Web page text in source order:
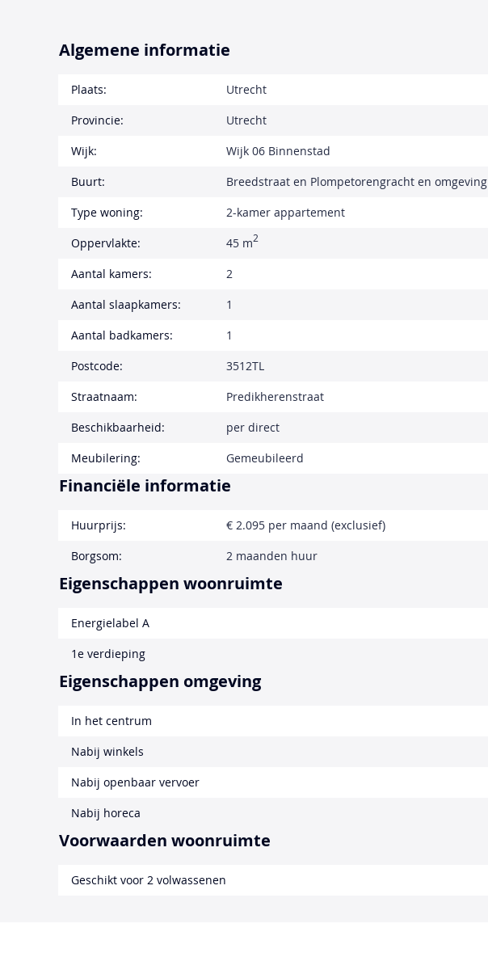
Algemene informatie
Plaats:
Utrecht
Provincie:
Utrecht
Wijk:
Wijk 06 Binnenstad
Buurt:
Breedstraat en Plompetorengracht en omgeving
Type woning:
2-kamer appartement
Oppervlakte:
45 m2
Aantal kamers:
2
Aantal slaapkamers:
1
Aantal badkamers:
1
Postcode:
3512TL
Straatnaam:
Predikherenstraat
Beschikbaarheid:
per direct
Meubilering:
Gemeubileerd
Financiële informatie
Huurprijs:
€ 2.095 per maand (exclusief)
Borgsom:
2 maanden huur
Eigenschappen woonruimte
Energielabel A
1e verdieping
Eigenschappen omgeving
In het centrum
Nabij winkels
Nabij openbaar vervoer
Nabij horeca
Voorwaarden woonruimte
Geschikt voor 2 volwassenen